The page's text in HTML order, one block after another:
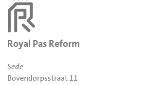
Royal Pas Reform
Sede
Bovendorpsstraat 11